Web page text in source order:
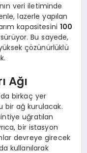
veri iletiminde
lazerle yapılan
kapasitesini 100
Bu sayede,
çözünürlüklü
Ağı
birkaç yer
bir ağ kurulacak.
uğratılan
bir istasyon
devreye girecek
kullanılarak